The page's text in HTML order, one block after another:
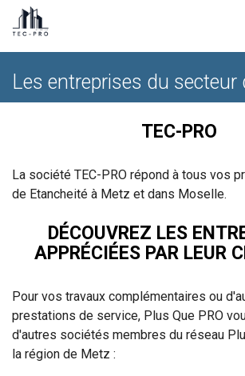
Les entreprises du secteur
TEC-PRO
La société TEC-PRO répond à tous vos
de Etancheité à Metz et dans Moselle.
DÉCOUVREZ LES
APPRÉCIÉES PAR LEUR
Pour vos travaux complémentaires ou
prestations de service, Plus Que PRO
d'autres sociétés membres du réseau
la région de Metz :